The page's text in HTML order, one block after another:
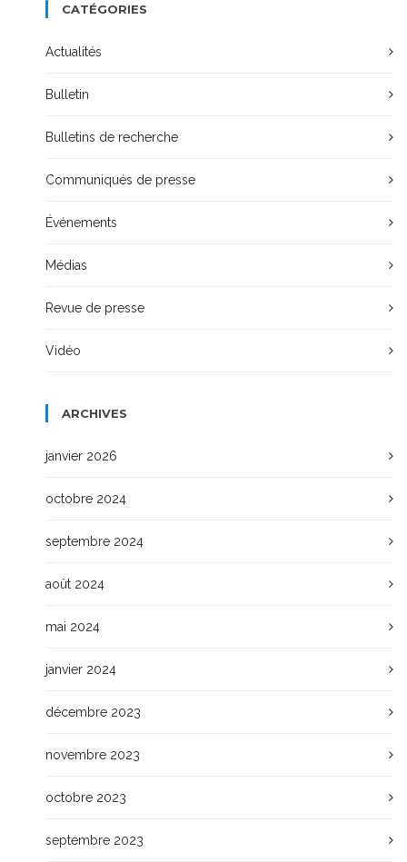
CATÉGORIES
Actualités
Bulletin
Bulletins de recherche
Communiqués de presse
Événements
Médias
Revue de presse
Vidéo
ARCHIVES
janvier 2026
octobre 2024
septembre 2024
août 2024
mai 2024
janvier 2024
décembre 2023
novembre 2023
octobre 2023
septembre 2023